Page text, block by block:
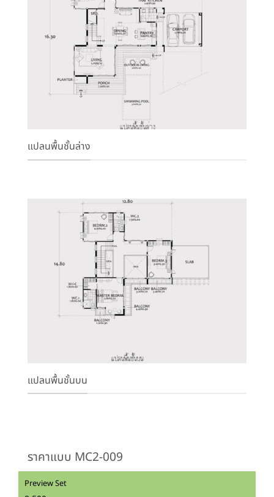
แปลนพื้นชั้นล่าง
แปลนพื้นชั้นบน
ราคาแบบ MC2-009
Preview Set